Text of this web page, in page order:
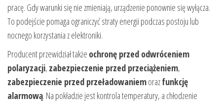
pracę. Gdy warunki się nie zmieniają, urządzenie ponownie się wyłącza.
To podejście pomaga ograniczyć straty energii podczas postoju lub
nocnego korzystania z elektroniki.
Producent przewidział także ochronę przed odwróceniem
polaryzacji, zabezpieczenie przed przeciążeniem,
zabezpieczenie przed przeładowaniemorazfunkcję
alarmową. Na pokładzie jest kontrola temperatury, a chłodzenie